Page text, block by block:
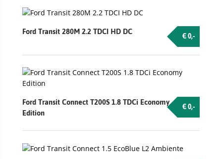
Ford Transit 280M 2.2 TDCI HD DC € 0,-
Ford Transit Connect T200S 1.8 TDCi Economy
Edition € 0,-